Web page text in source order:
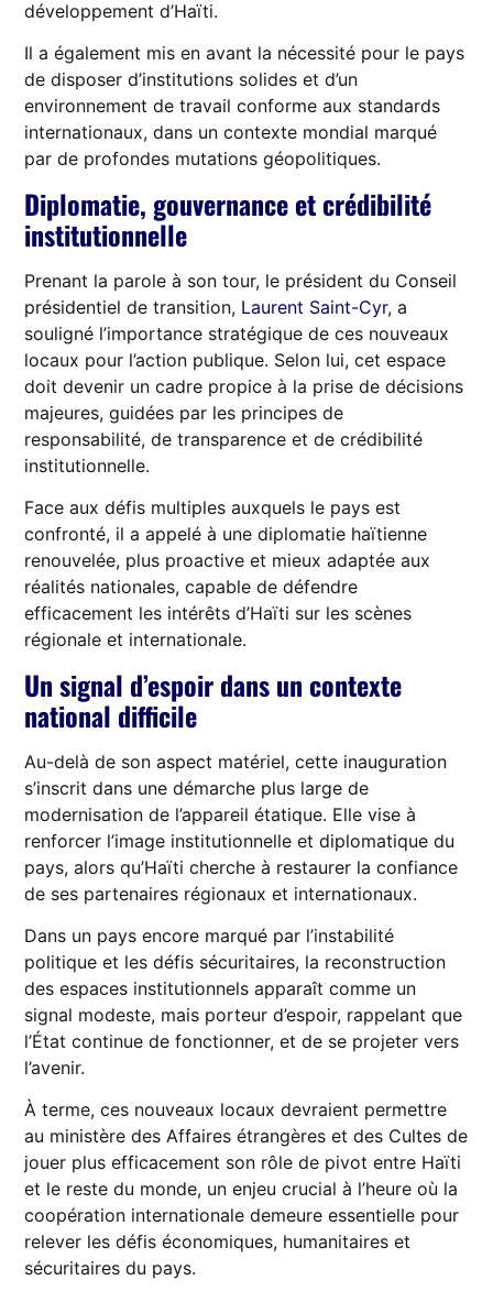
développement d’Haïti.
Il a également mis en avant la nécessité pour le pays
de disposer d’institutions solides et d’un
environnement de travail conforme aux standards
internationaux, dans un contexte mondial marqué
par de profondes mutations géopolitiques.
Diplomatie, gouvernance et crédibilité
institutionnelle
Prenant la parole à son tour, le président du Conseil
présidentiel de transition, Laurent Saint-Cyr, a
souligné l’importance stratégique de ces nouveaux
locaux pour l’action publique. Selon lui, cet espace
doit devenir un cadre propice à la prise de décisions
majeures, guidées par les principes de
responsabilité, de transparence et de crédibilité
institutionnelle.
Face aux défis multiples auxquels le pays est
confronté, il a appelé à une diplomatie haïtienne
renouvelée, plus proactive et mieux adaptée aux
réalités nationales, capable de défendre
efficacement les intérêts d’Haïti sur les scènes
régionale et internationale.
Un signal d’espoir dans un contexte
national difficile
Au-delà de son aspect matériel, cette inauguration
s’inscrit dans une démarche plus large de
modernisation de l’appareil étatique. Elle vise à
renforcer l’image institutionnelle et diplomatique du
pays, alors qu’Haïti cherche à restaurer la confiance
de ses partenaires régionaux et internationaux.
Dans un pays encore marqué par l’instabilité
politique et les défis sécuritaires, la reconstruction
des espaces institutionnels apparaît comme un
signal modeste, mais porteur d’espoir, rappelant que
l’État continue de fonctionner, et de se projeter vers
l’avenir.
À terme, ces nouveaux locaux devraient permettre
au ministère des Affaires étrangères et des Cultes de
jouer plus efficacement son rôle de pivot entre Haïti
et le reste du monde, un enjeu crucial à l’heure où la
coopération internationale demeure essentielle pour
relever les défis économiques, humanitaires et
sécuritaires du pays.